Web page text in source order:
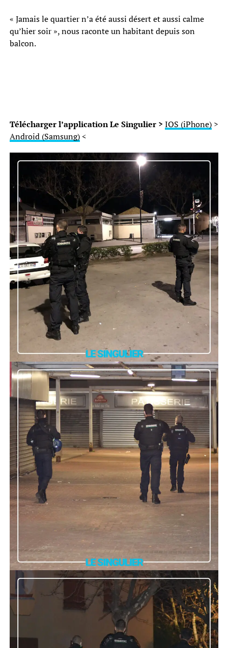
« Jamais le quartier n’a été aussi désert et aussi calme
qu’hier soir », nous raconte un habitant depuis son
balcon.
Télécharger l’application Le Singulier > IOS (iPhone)>
Android (Samsung)<